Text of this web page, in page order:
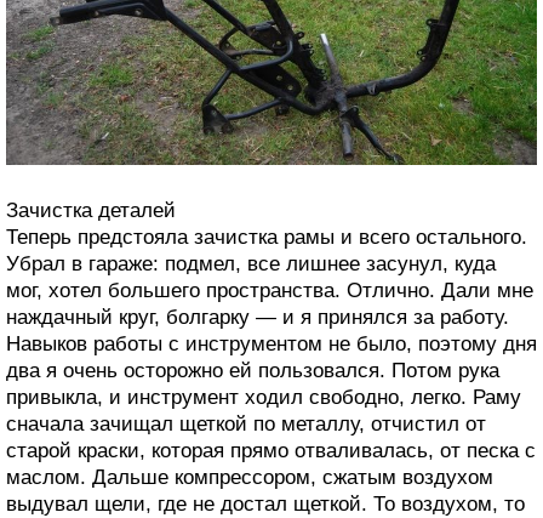
Зачистка деталей
Теперь предстояла зачистка рамы и всего остального.
Убрал в гараже: подмел, все лишнее засунул, куда
мог, хотел большего пространства. Отлично. Дали мне
наждачный круг, болгарку — и я принялся за работу.
Навыков работы с инструментом не было, поэтому дня
два я очень осторожно ей пользовался. Потом рука
привыкла, и инструмент ходил свободно, легко. Раму
сначала зачищал щеткой по металлу, отчистил от
старой краски, которая прямо отваливалась, от песка с
маслом. Дальше компрессором, сжатым воздухом
выдувал щели, где не достал щеткой. То воздухом, то